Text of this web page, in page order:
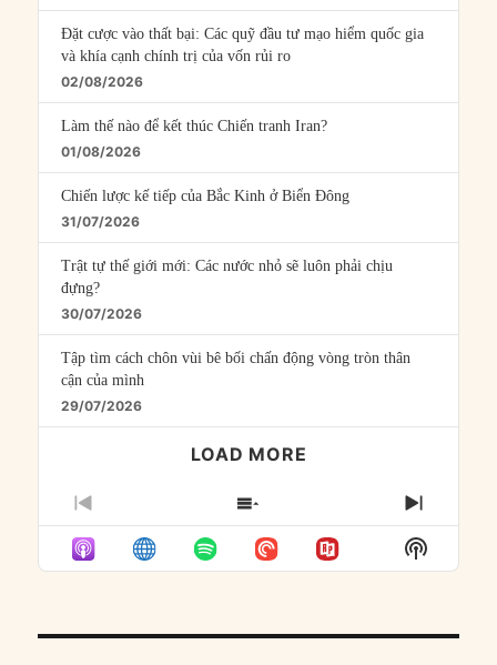
Đặt cược vào thất bại: Các quỹ đầu tư mạo hiểm quốc gia
và khía cạnh chính trị của vốn rủi ro
02/08/2026
Làm thế nào để kết thúc Chiến tranh Iran?
01/08/2026
Chiến lược kế tiếp của Bắc Kinh ở Biển Đông
31/07/2026
Trật tự thế giới mới: Các nước nhỏ sẽ luôn phải chịu
đựng?
30/07/2026
Tập tìm cách chôn vùi bê bối chấn động vòng tròn thân
cận của mình
29/07/2026
LOAD MORE
PREVIOUS
EPISODE
SHOW
EPISODES
LIST
NEXT
Show
Podcast